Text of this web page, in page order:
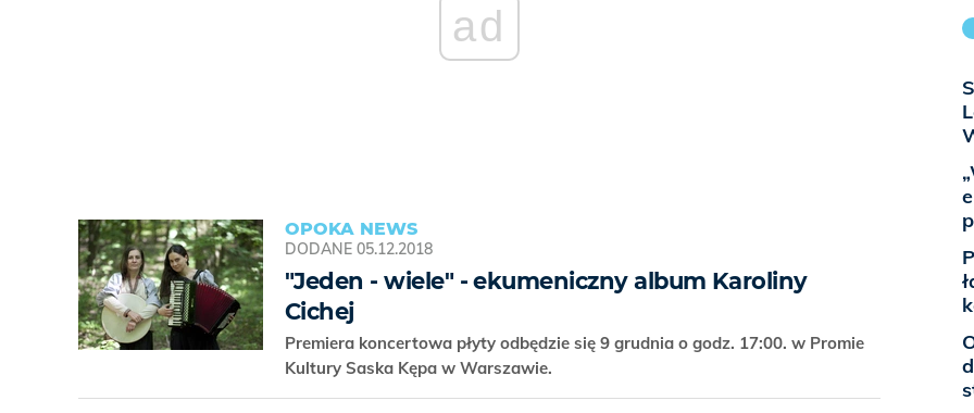
ad
OPOKA NEWS
DODANE 05.12.2018
"Jeden - wiele" - ekumeniczny album Karoliny
Cichej
Premiera koncertowa płyty odbędzie się 9 grudnia o godz. 17:00. w Promie
Kultury Saska Kępa w Warszawie.